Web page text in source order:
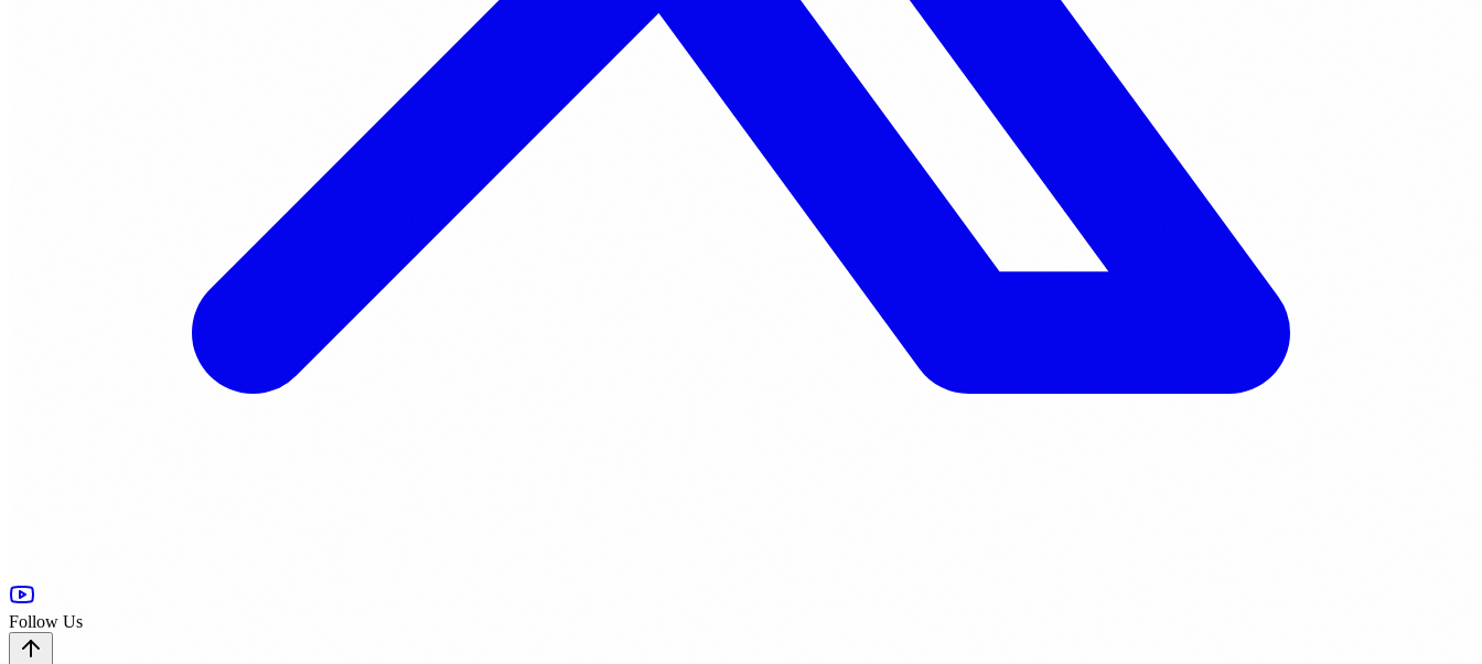
Follow Us